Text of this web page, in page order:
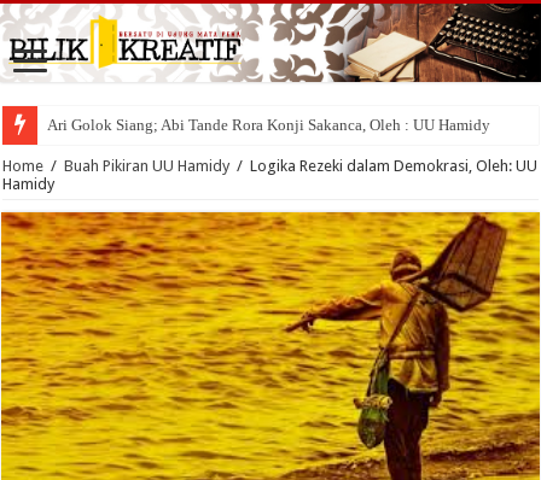
Ari Golok Siang; Abi Tande Rora Konji Sakanca, Oleh : UU Hamidy
Home / Buah Pikiran UU Hamidy / Logika Rezeki dalam Demokrasi, Oleh: UU
Hamidy